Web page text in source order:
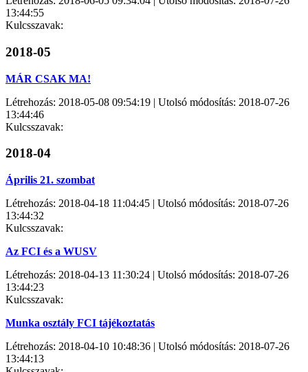
13:44:55
Kulcsszavak:
2018-05
MÁR CSAK MA!
Létrehozás: 2018-05-08 09:54:19 | Utolsó módosítás: 2018-07-26
13:44:46
Kulcsszavak:
2018-04
Április 21. szombat
Létrehozás: 2018-04-18 11:04:45 | Utolsó módosítás: 2018-07-26
13:44:32
Kulcsszavak:
Az FCI és a WUSV
Létrehozás: 2018-04-13 11:30:24 | Utolsó módosítás: 2018-07-26
13:44:23
Kulcsszavak:
Munka osztály FCI tájékoztatás
Létrehozás: 2018-04-10 10:48:36 | Utolsó módosítás: 2018-07-26
13:44:13